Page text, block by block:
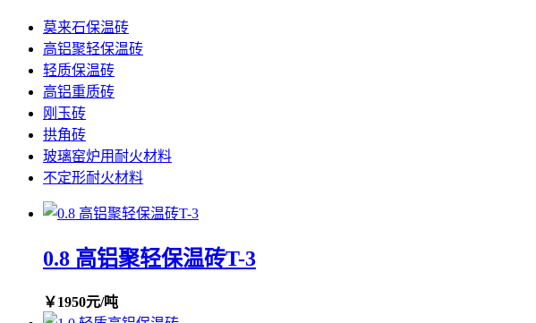
莫来石保温砖
高铝聚轻保温砖
轻质保温砖
高铝重质砖
刚玉砖
拱角砖
玻璃窑炉用耐火材料
不定形耐火材料
0.8 高铝聚轻保温砖T-3
￥1950元/吨